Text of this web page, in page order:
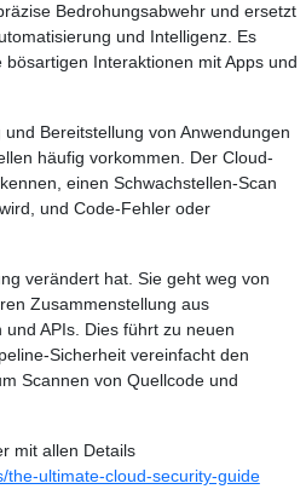
Bedrohungsabwehr und ersetzt
und Intelligenz. Es
Interaktionen mit Apps und
Bereitstellung von Anwendungen
häufig vorkommen. Der Cloud-
einen Schwachstellen-Scan
und Code-Fehler oder
verändert hat. Sie geht weg von
Zusammenstellung aus
APIs. Dies führt zu neuen
Sicherheit vereinfacht den
Scannen von Quellcode und
mit allen Details
the-ultimate-cloud-security-guide